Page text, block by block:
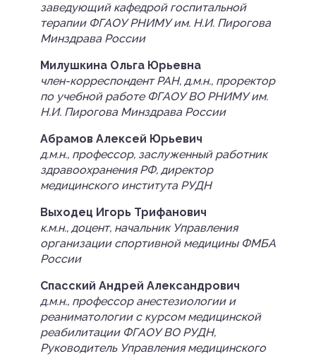
заведующий кафедрой госпитальной
терапии ФГАОУ РНИМУ им. Н.И. Пирогова
Минздрава России
Милушкина Ольга Юрьевна
член-корреспондент РАН, д.м.н., проректор
по учебной работе ФГАОУ ВО РНИМУ им.
Н.И. Пирогова Минздрава России
Абрамов Алексей Юрьевич
д.м.н., профессор, заслуженный работник
здравоохранения РФ, директор
медицинского института РУДН
Выходец Игорь Трифанович
к.м.н., доцент, начальник Управления
организации спортивной медицины ФМБА
России
Спасский Андрей Александрович
д.м.н., профессор анестезиологии и
реаниматологии с курсом медицинской
реабилитации ФГАОУ ВО РУДН,
Руководитель Управления медицинского